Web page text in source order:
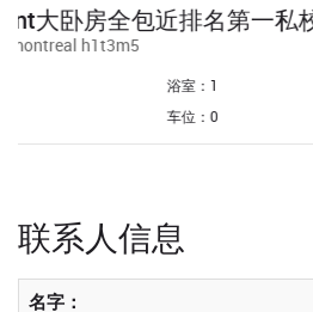
绿线prefontaine 地铁出
网络
面积：50 m
车
联系人信息
名字：